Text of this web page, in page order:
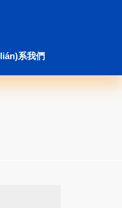
系我們